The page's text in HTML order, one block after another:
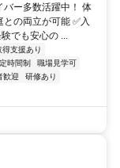
バー多数活躍中！ 体
の両立が可能 ✅入
でも安心の ...
得支援あり
時間制
職場見学可
歓迎
研修あり